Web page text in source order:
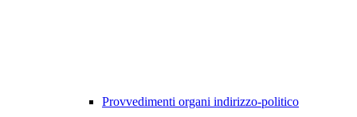
Provvedimenti organi indirizzo-politico